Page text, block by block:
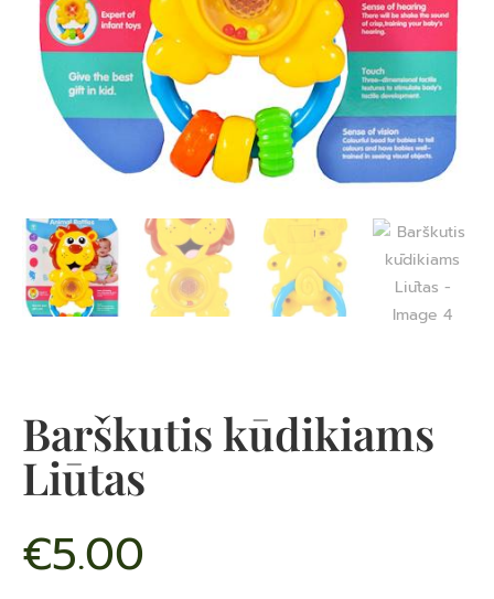
Barškutis kūdikiams
Liūtas
€5.00